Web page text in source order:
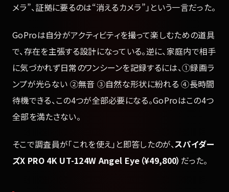
メラ”、証拠に要るのは“消えるカメラ”」という一言だった。
GoProは自分がアクティビティを撮って楽しむための道具
で、存在を主張する設計になっている。逆に、家庭内で相手
に気づかれず日常のワンシーンを記録するには、①録画ラ
ンプが光らない ②無音 ③自然な形状に紛れる ④長時間
待機できる、この4つが全部必要になる。GoProはこの4つ
全部を満たさない。
そこで調査員が「これを使え」と即答したのが、スパイダー
ズX PRO 4K UT-124W Angel Eye（¥49,800） だった。